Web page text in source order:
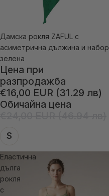
-33% отстъпка
Дамска рокля ZAFUL с
асиметрична дължина и набор,
зелена
Цена при
разпродажба
€16,00 EUR (31.29 лв)
Обичайна цена
S
Елaстична
дълга
рокля
с